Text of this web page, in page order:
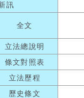
訊
全文
立法總說明
條文對照表
立法歷程
歷史條文